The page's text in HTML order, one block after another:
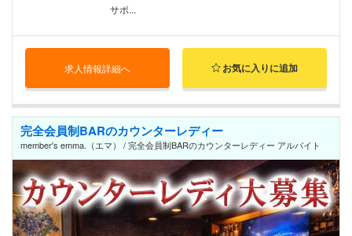
サポ...
求人情報詳細へ お気に入りに追加
完全会員制BARのカウンターレディー
member′s emma.（エマ） / 完全会員制BARのカウンターレディー アルバイト